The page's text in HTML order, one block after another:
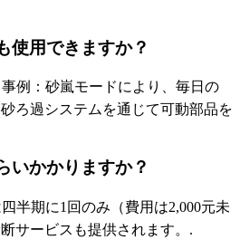
使用できますか？
例：砂嵐モードにより、毎日の
ろ過システムを通じて可動部品を
いかかりますか？
半期に1回のみ（費用は2,000元未
サービスも提供されます。.